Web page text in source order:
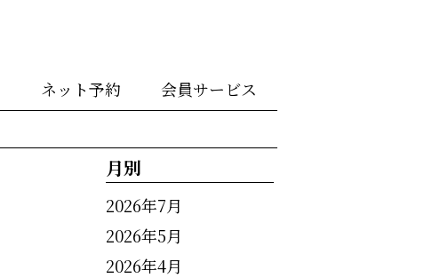
ネット予約 会員サービス
月別
2026年7月
2026年5月
2026年4月